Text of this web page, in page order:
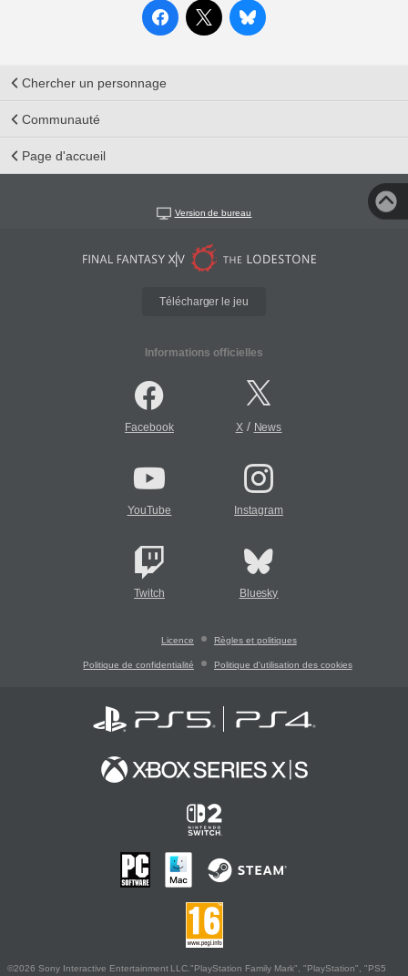
Chercher un personnage
Communauté
Page d'accueil
Version de bureau
Télécharger le jeu
Informations officielles
Facebook X/ News
YouTube Instagram
Twitch Bluesky
Licence Règles et politiques
Politique de confidentialité Politique d'utilisation des cookies
©2026 Sony Interactive Entertainment LLC."PlayStation Family Mark", "PlayStation", "PS5